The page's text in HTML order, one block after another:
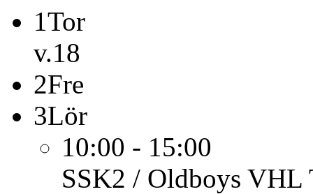
1Tor
v.18
2Fre
3Lör
10:00 - 15:00
SSK2 / Oldboys VHL